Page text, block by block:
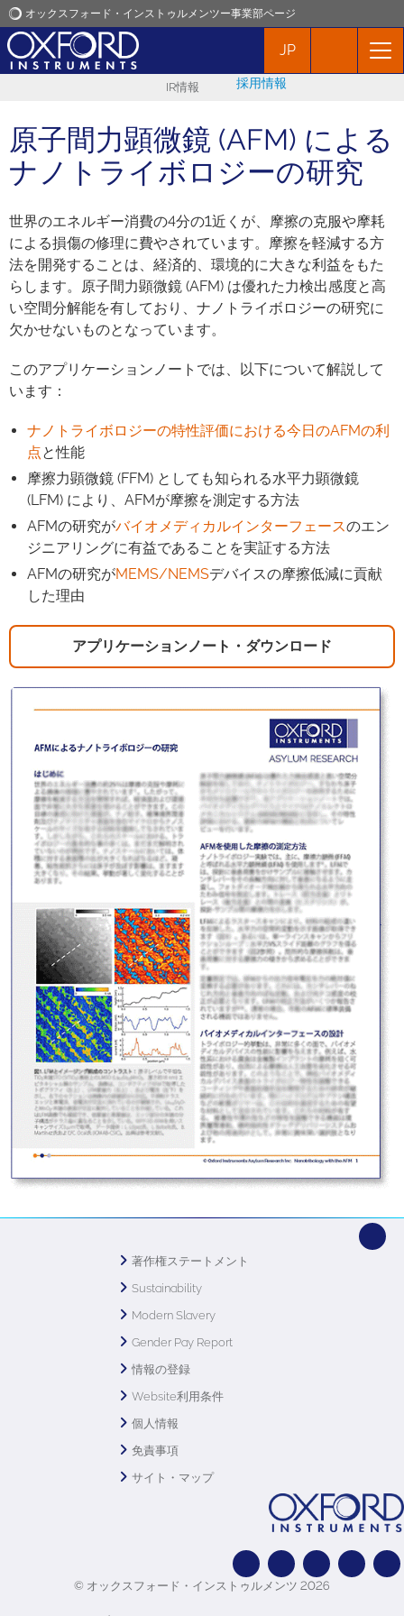
オックスフォード・インストゥルメンツー事業部ページ
オックスフォード・インストゥルメンツ
プロダクト
ニュース
イベント
お問い合わせ
JP
IR情報 採用情報
原子間力顕微鏡 (AFM) による
ナノトライボロジーの研究
世界のエネルギー消費の4分の1近くが、摩擦の克服や摩耗
による損傷の修理に費やされています。摩擦を軽減する方
法を開発することは、経済的、環境的に大きな利益をもた
らします。原子間力顕微鏡 (AFM) は優れた力検出感度と高
い空間分解能を有しており、ナノトライボロジーの研究に
欠かせないものとなっています。
このアプリケーションノートでは、以下について解説して
います：
ナノトライボロジーの特性評価における今日のAFMの利
点と性能
摩擦力顕微鏡 (FFM) としても知られる水平力顕微鏡
(LFM) により、AFMが摩擦を測定する方法
AFMの研究がバイオメディカルインターフェースのエン
ジニアリングに有益であることを実証する方法
AFMの研究がMEMS/NEMSデバイスの摩擦低減に貢献
した理由
アプリケーションノート・ダウンロード
著作権ステートメント
Sustainability
Modern Slavery
Gender Pay Report
情報の登録
Website利用条件
個人情報
免責事項
サイト・マップ
© オックスフォード・インストゥルメンツ 2026